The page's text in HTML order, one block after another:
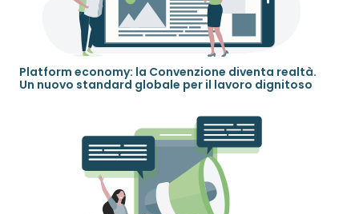
Platform economy: la Convenzione diventa realtà.
Un nuovo standard globale per il lavoro dignitoso